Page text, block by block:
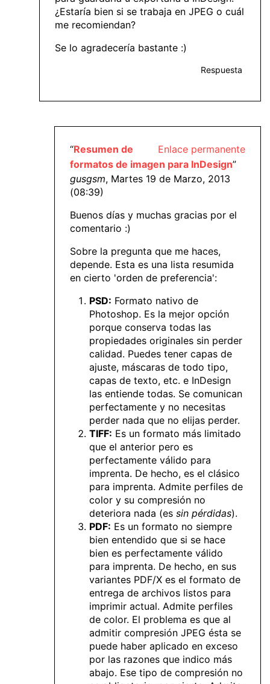
¿Estaría bien si se trabaja en JPEG o cuál
me recomiendan?
Se lo agradecería bastante :)
Respuesta
Enlace permanente
“Resumen de
formatos de imagen para InDesign”
gusgsm, Martes 19 de Marzo, 2013
(08:39)
Buenos días y muchas gracias por el
comentario :)
Sobre la pregunta que me haces,
depende. Esta es una lista resumida
en cierto 'orden de preferencia':
PSD: Formato nativo de
Photoshop. Es la mejor opción
porque conserva todas las
propiedades originales sin perder
calidad. Puedes tener capas de
ajuste, máscaras de todo tipo,
capas de texto, etc. e InDesign
las entiende todas. Se comunican
perfectamente y no necesitas
perder nada que no elijas perder.
TIFF: Es un formato más limitado
que el anterior pero es
perfectamente válido para
imprenta. De hecho, es el clásico
para imprenta. Admite perfiles de
color y su compresión no
deteriora nada (es sin pérdidas).
PDF: Es un formato no siempre
bien entendido que si se hace
bien es perfectamente válido
para imprenta. De hecho, en sus
variantes PDF/X es el formato de
entrega de archivos listos para
imprimir actual. Admite perfiles
de color. El problema es que al
admitir compresión JPEG ésta se
puede haber aplicado en exceso
por las razones que indico más
abajo. Ese tipo de compresión no